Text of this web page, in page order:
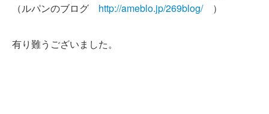
（ルパンのブログ http://ameblo.jp/269blog/）
有り難うございました。